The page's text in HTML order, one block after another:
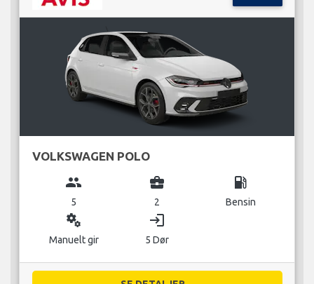
VOLKSWAGEN POLO
group
5
business_center
2
local_gas_station
Bensin
miscellaneous_services
Manuelt gir
login
5 Dør